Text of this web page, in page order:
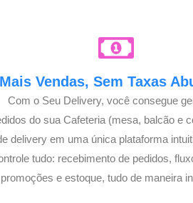
Mais Vendas, Sem Taxas
Com o Seu Delivery, você consegue
do sua Cafeteria (mesa, balcão e
delivery em uma única plataforma
tudo: recebimento de pedidos,
promoções e estoque, tudo de maneira